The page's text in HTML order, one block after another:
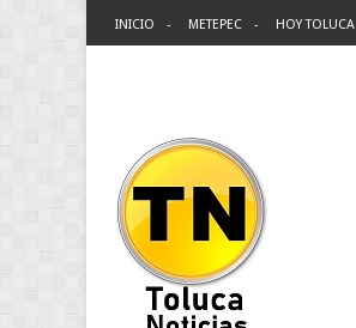
INICIO METEPEC HOY TOLUCA